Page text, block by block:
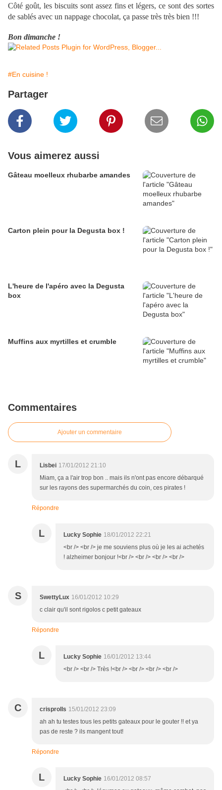
Côté goût, les biscuits sont assez fins et légers, ce sont des sortes
de sablés avec un nappage chocolat, ça passe très très bien !!!
Bon dimanche !
#En cuisine !
Partager
Vous aimerez aussi
Gâteau moelleux rhubarbe amandes
Carton plein pour la Degusta box !
L'heure de l'apéro avec la Degusta
box
Muffins aux myrtilles et crumble
Commentaires
Ajouter un commentaire
L Lisbei 17/01/2012 21:10
Miam, ça a l'air trop bon .. mais ils n'ont pas encore débarqué
sur les rayons des supermarchés du coin, ces pirates !
Répondre
L Lucky Sophie 18/01/2012 22:21
<br /> <br /> je me souviens plus où je les ai achetés
! alzheimer bonjour !<br /> <br /> <br /> <br />
S SwettyLux 16/01/2012 10:29
c clair qu'il sont rigolos c petit gateaux
Répondre
L Lucky Sophie 16/01/2012 13:44
<br /> <br /> Très !<br /> <br /> <br /> <br />
C crisprolls 15/01/2012 23:09
ah ah tu testes tous les petits gateaux pour le gouter !! et ya
pas de reste ? ils mangent tout!
Répondre
L Lucky Sophie 16/01/2012 08:57